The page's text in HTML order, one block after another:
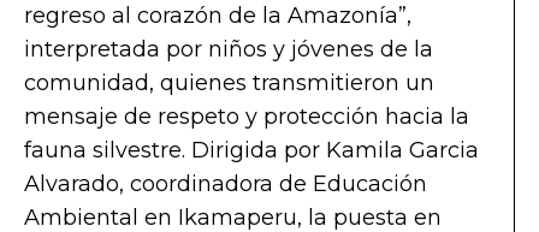
regreso al corazón de la Amazonía”,
interpretada por niños y jóvenes de la
comunidad, quienes transmitieron un
mensaje de respeto y protección hacia la
fauna silvestre. Dirigida por Kamila Garcia
Alvarado, coordinadora de Educación
Ambiental en Ikamaperu, la puesta en